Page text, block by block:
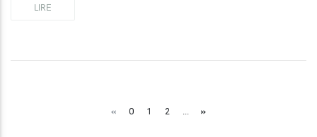
LIRE
« 0 1 2 »